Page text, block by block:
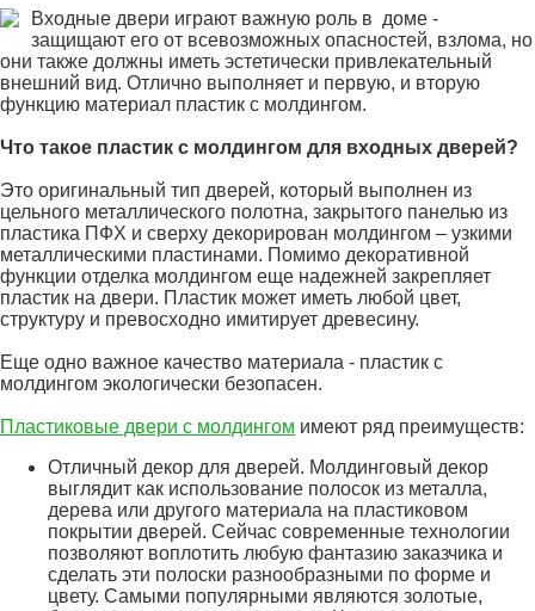
Входные двери играют важную роль в доме -
защищают его от всевозможных опасностей, взлома, но
они также должны иметь эстетически привлекательный
внешний вид. Отлично выполняет и первую, и вторую
функцию материал пластик с молдингом.
Что такое пластик с молдингом для входных дверей?
Это оригинальный тип дверей, который выполнен из
цельного металлического полотна, закрытого панелью из
пластика ПФХ и сверху декорирован молдингом – узкими
металлическими пластинами. Помимо декоративной
функции отделка молдингом еще надежней закрепляет
пластик на двери. Пластик может иметь любой цвет,
структуру и превосходно имитирует древесину.
Еще одно важное качество материала - пластик с
молдингом экологически безопасен.
Пластиковые двери с молдингом имеют ряд преимуществ:
Отличный декор для дверей. Молдинговый декор
выглядит как использование полосок из металла,
дерева или другого материала на пластиковом
покрытии дверей. Сейчас современные технологии
позволяют воплотить любую фантазию заказчика и
сделать эти полоски разнообразными по форме и
цвету. Самыми популярными являются золотые,